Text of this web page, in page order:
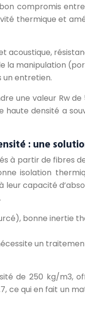
compromis
thermique et
acoustique,
la manipulation
un entretien.
une valeur Rw
haute densité a
: une
à partir de fibres
isolation
leur capacité
bonne inertie
un
de 250 kg/m3,
ce qui en fait un